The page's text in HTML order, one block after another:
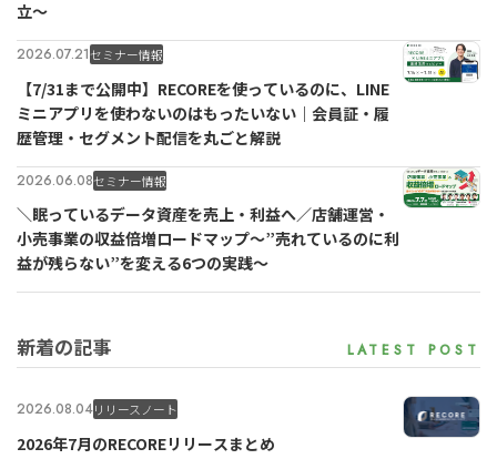
立〜
2026.07.21セミナー情報
【7/31まで公開中】RECOREを使っているのに、LINE
ミニアプリを使わないのはもったいない｜会員証・履
歴管理・セグメント配信を丸ごと解説
2026.06.08セミナー情報
＼眠っているデータ資産を売上・利益へ／店舗運営・
小売事業の収益倍増ロードマップ～”売れているのに利
益が残らない”を変える6つの実践～
新着の記事
2026.08.04リリースノート
2026年7月のRECOREリリースまとめ